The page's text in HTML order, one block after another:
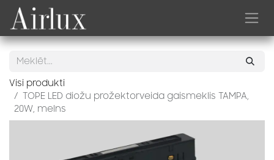
Skip to Content
Visi produkti
TOPE LED diožu prožektorveida gaismeklis TAMPA,
20W, melns